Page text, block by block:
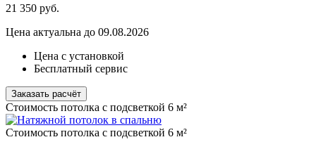
21 350 руб.
Цена актуальна до 09.08.2026
Цена с установкой
Бесплатный сервис
Заказать расчёт
Стоимость потолка с подсветкой 6 м²
Стоимость потолка с подсветкой 6 м²